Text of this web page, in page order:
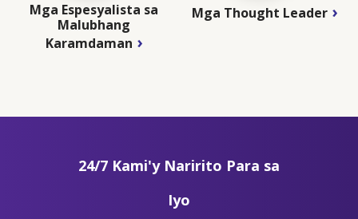
Mga Espesyalista sa
Malubhang
Karamdaman
Mga Thought Leader
24/7 Kami'y Naririto Para sa
Iyo